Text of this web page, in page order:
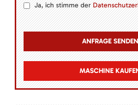
Ja, ich stimme der
MASCHINE